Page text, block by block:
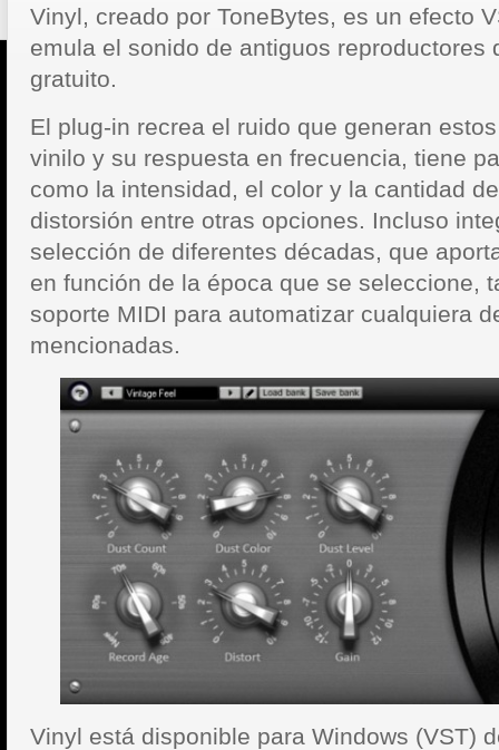
aplicar efectos a tus voces.
Vinyl, creado por ToneBytes, es un efecto
emula el sonido de antiguos reproductores
gratuito.
El plug-in recrea el ruido que generan
vinilo y su respuesta en frecuencia, tiene
como la intensidad, el color y la cantidad
distorsión entre otras opciones. Incluso
selección de diferentes décadas, que
en función de la época que se seleccione,
soporte MIDI para automatizar cualquiera
mencionadas.
Vinyl está disponible para Windows (VST)